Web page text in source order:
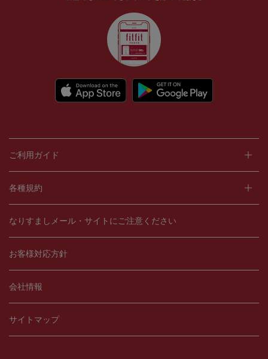
ご利用ガイド
各種規約
なりすましメール・サイトにご注意ください
お客様対応方針
会社情報
サイトマップ